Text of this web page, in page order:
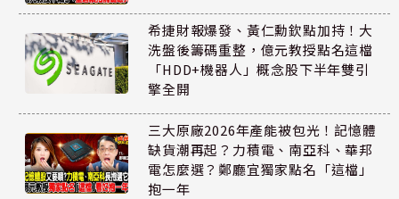
希捷財報爆發、黃仁勳欽點加持！大
洗盤後籌碼重整，億元教授點名這檔
「HDD+機器人」概念股下半年雙引
擎全開
三大原廠2026年產能被包光！記憶體
缺貨潮再起？力積電、南亞科、華邦
電怎麼選？鄭廳宜獨家點名「這檔」
抱一年